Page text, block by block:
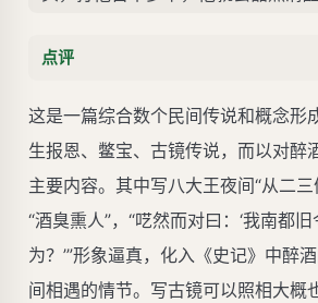
点评
这是一篇综合数个民间传说和概念形
生报恩、鳖宝、古镜传说，而以对醉
主要内容。其中写八大王夜间“从二三
“酒臭熏人”，“呓然而对曰：‘我南都
为？’”形象逼真，化入《史记》中醉
间相遇的情节。写古镜可以照相大概